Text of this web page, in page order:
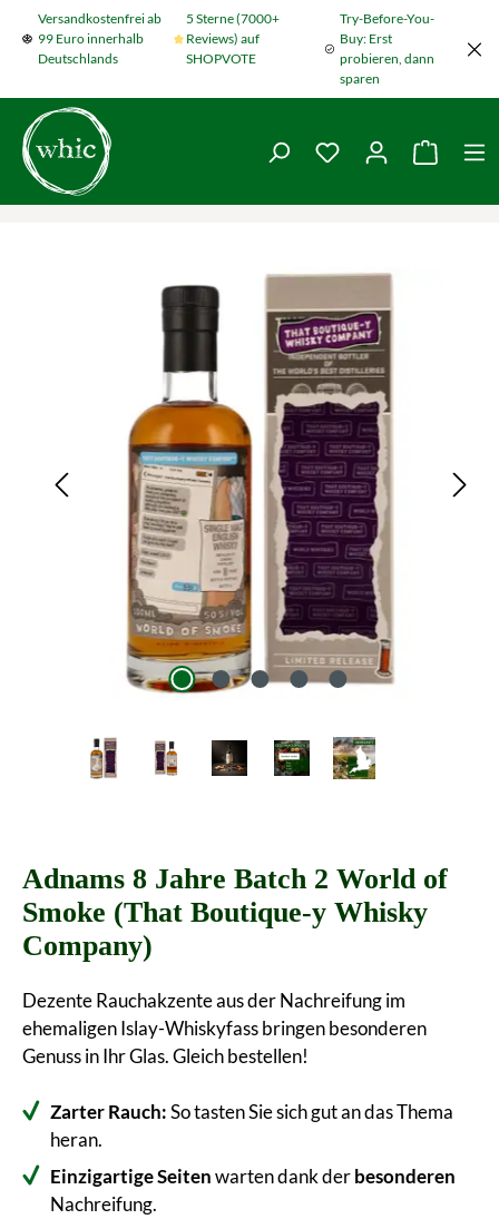
Zum Hauptinhalt springen
Versandkostenfrei ab
99 Euro innerhalb
Deutschlands
5 Sterne (7000+
Reviews) auf
SHOPVOTE
Try-Before-You-
Buy: Erst
probieren, dann
sparen
Du hast 0
Bildergalerie überspringen
Adnams 8 Jahre Batch 2 World of
Smoke (That Boutique-y Whisky
Company)
Dezente Rauchakzente aus der Nachreifung im
ehemaligen Islay-Whiskyfass bringen besonderen
Genuss in Ihr Glas. Gleich bestellen!
Zarter Rauch:So tasten Sie sich gut an das Thema
heran.
Einzigartige Seitenwarten dank derbesonderen
Nachreifung.